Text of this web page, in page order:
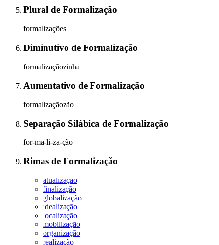
Plural de Formalização
formalizações
Diminutivo de Formalização
formalizaçãozinha
Aumentativo de Formalização
formalizaçãozão
Separação Silábica de Formalização
for-ma-li-za-ção
Rimas de Formalização
atualização
finalização
globalização
idealização
localização
mobilização
organização
realização